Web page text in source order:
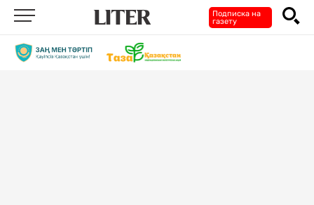
Подписка на
газету